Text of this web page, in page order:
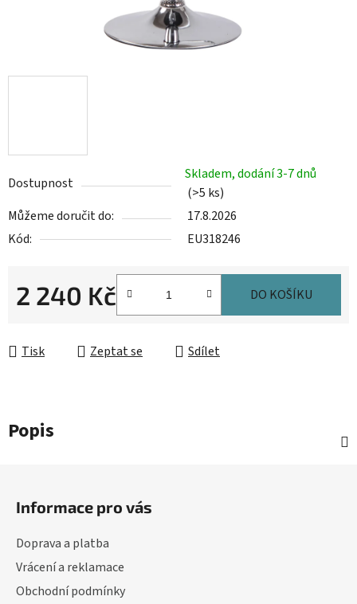
Dostupnost
Skladem, dodání 3-7 dnů
(>5 ks)
Můžeme doručit do:
17.8.2026
Kód:
EU318246
2 240 Kč DO KOŠÍKU
Tisk Zeptat se Sdílet
Popis
Informace pro vás
Doprava a platba
Vrácení a reklamace
Obchodní podmínky